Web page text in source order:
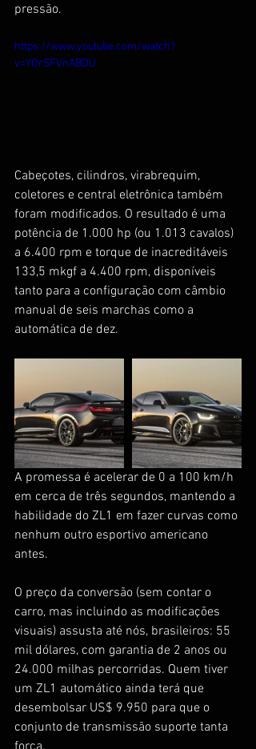
pressão.
https://www.youtube.com/watch?
v=YOrSFVnABDU
Cabeçotes, cilindros, virabrequim,
coletores e central eletrônica também
foram modificados. O resultado é uma
potência de 1.000 hp (ou 1.013 cavalos)
a 6.400 rpm e torque de inacreditáveis
133,5 mkgf a 4.400 rpm, disponíveis
tanto para a configuração com câmbio
manual de seis marchas como a
automática de dez.
A promessa é acelerar de 0 a 100 km/h
em cerca de três segundos, mantendo a
habilidade do ZL1 em fazer curvas como
nenhum outro esportivo americano
antes.
O preço da conversão (sem contar o
carro, mas incluindo as modificações
visuais) assusta até nós, brasileiros: 55
mil dólares, com garantia de 2 anos ou
24.000 milhas percorridas. Quem tiver
um ZL1 automático ainda terá que
desembolsar US$ 9.950 para que o
conjunto de transmissão suporte tanta